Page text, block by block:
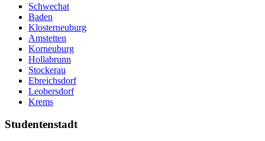
Schwechat
Baden
Klosterneuburg
Amstetten
Korneuburg
Hollabrunn
Stockerau
Ebreichsdorf
Leobersdorf
Krems
Studentenstadt